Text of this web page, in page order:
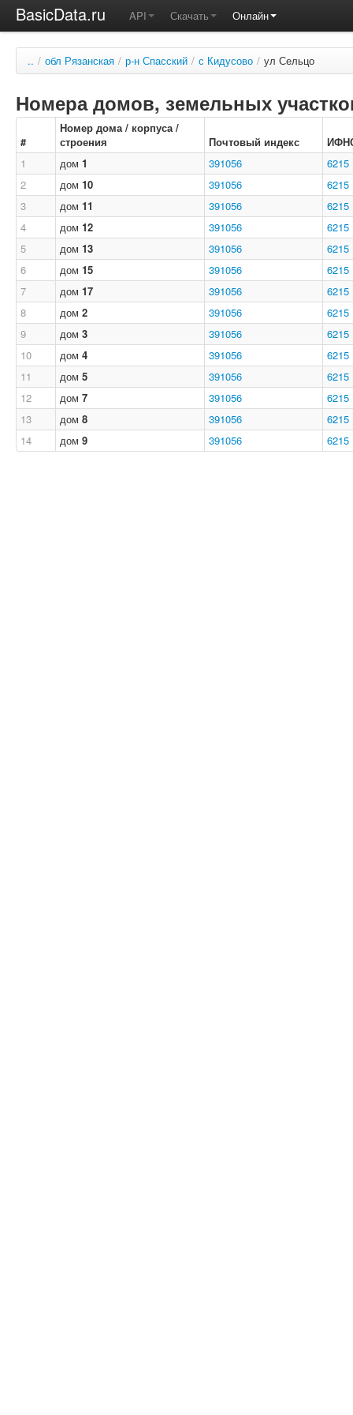
BasicData.ru API Скачать Онлайн
.. / обл Рязанская / р-н Спасский / с Кидусово / ул Сельцо
Номера домов, земельных
#
Номер дома / корпуса /
строения
Почтовый индекс
1
дом 1 391056
6215
2
дом 10 391056
6215
3
дом 11 391056
6215
4
дом 12 391056
6215
5
дом 13 391056
6215
6
дом 15 391056
6215
7
дом 17 391056
6215
8
дом 2 391056
6215
9
дом 3 391056
6215
10
дом 4 391056
6215
11
дом 5 391056
6215
12
дом 7 391056
6215
13
дом 8 391056
6215
14
дом 9 391056 6215